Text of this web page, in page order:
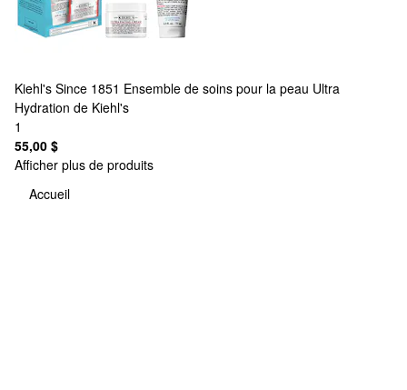
Kiehl's Since 1851 Ensemble de soins pour la peau Ultra
Hydration de Kiehl's
1
55,00 $
Afficher plus de produits
Accueil